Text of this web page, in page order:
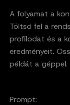
A folyamat a
Töltsd fel a
profilodat és a
eredményeit.
példát a géppel.
Prompt: